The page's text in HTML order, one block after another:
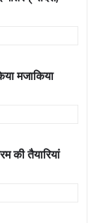
मजाकिया
की तैयारियां